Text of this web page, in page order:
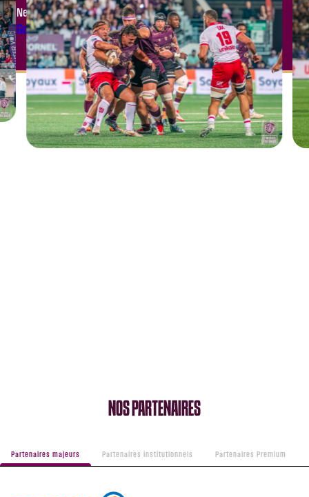
Ne laissez pas passer l’occasion de faire partie de l’aventure !
Go to the Module
NOS PARTENAIRES
Partenaires majeurs Partenaires institutionnels Partenaires Premium